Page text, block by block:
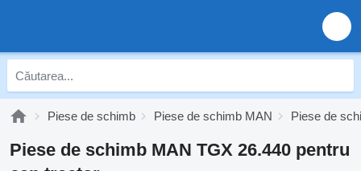
Piese de schimb Piese de schimb MAN Piese de
Piese de schimb MAN TGX 26.440 pentru